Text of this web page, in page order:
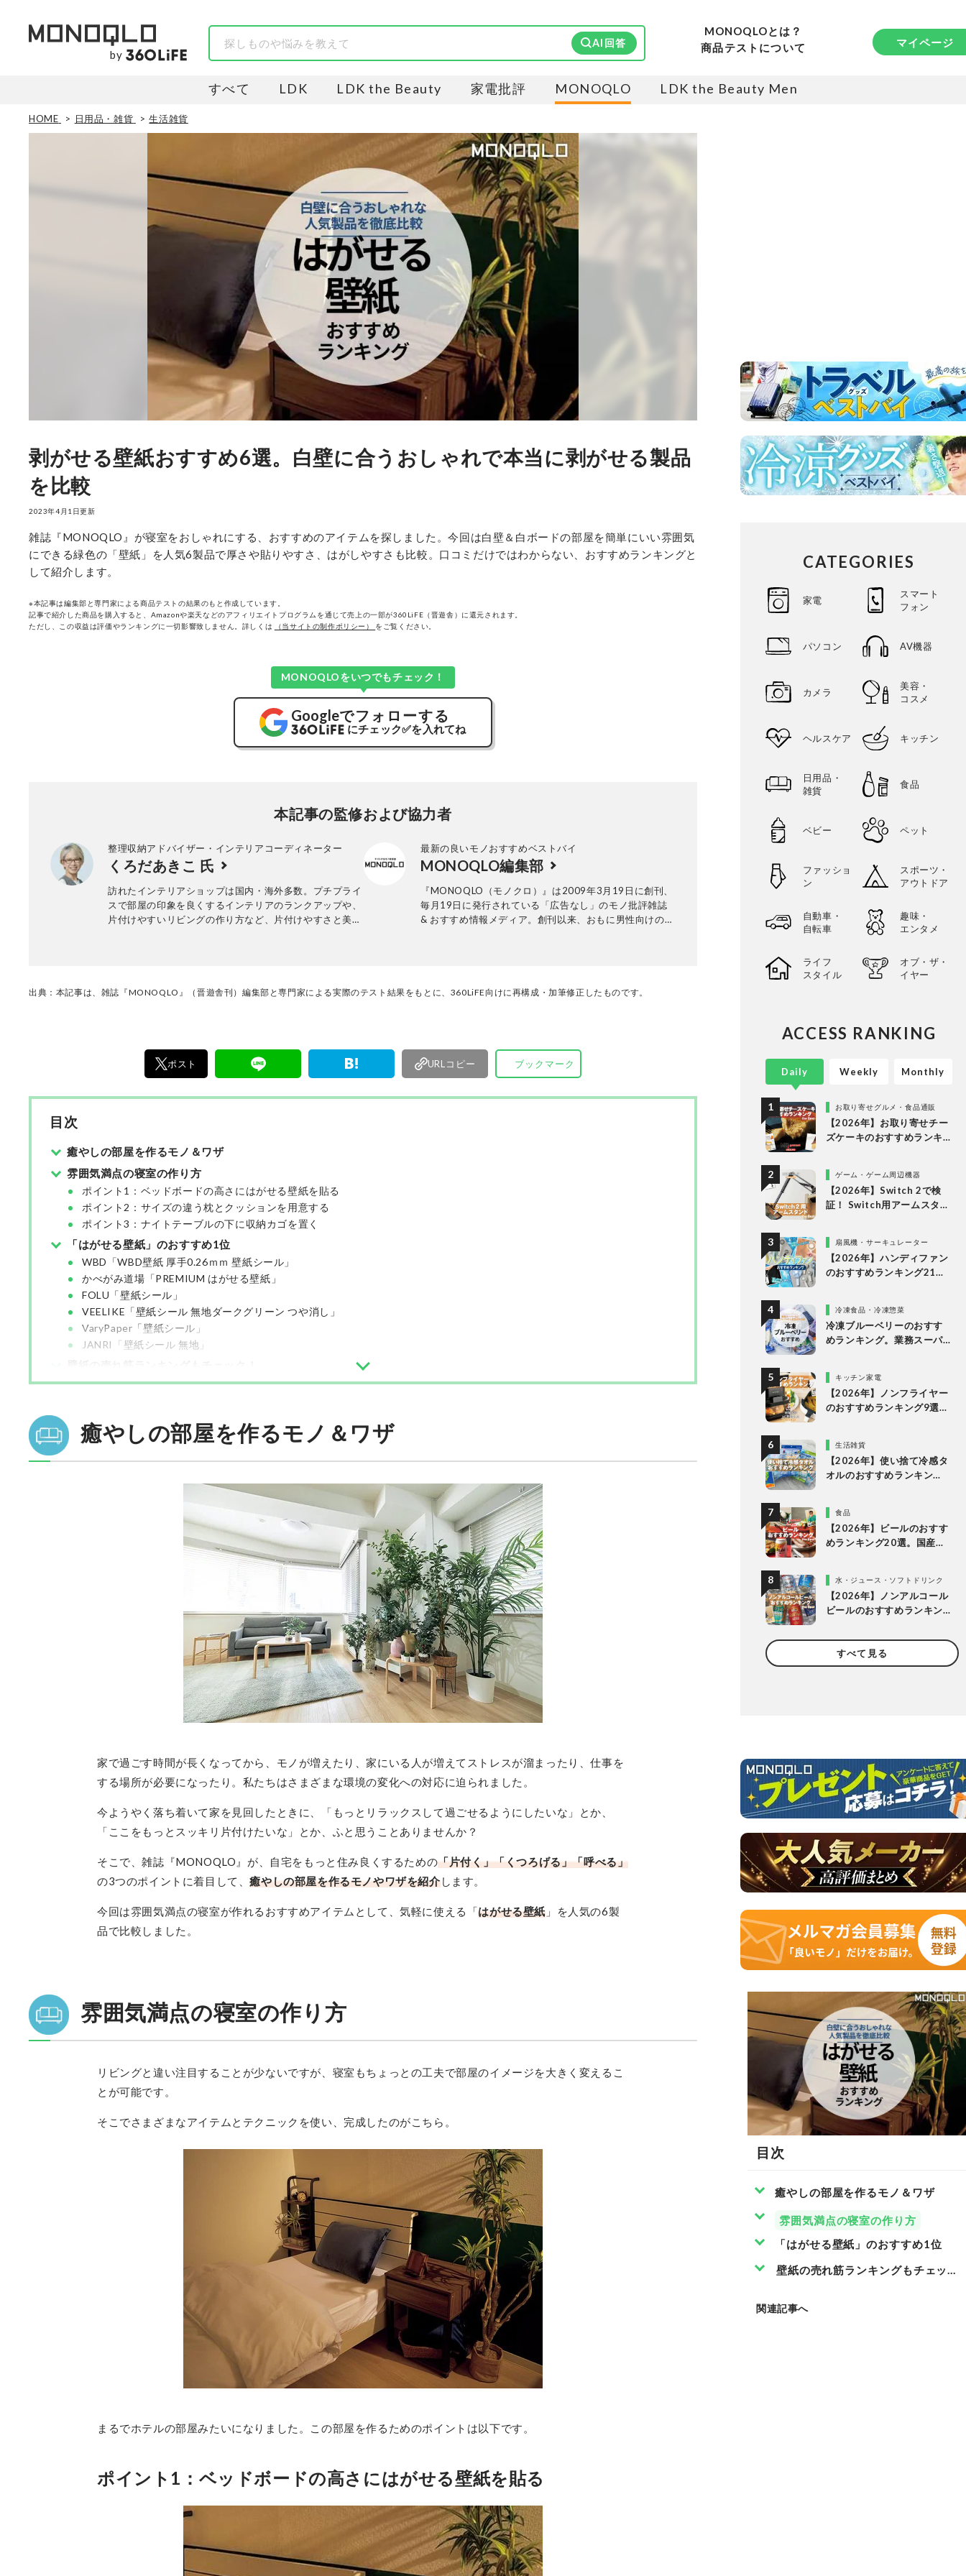
by
AI回答
MONOQLOとは？
商品テストについて
マイページ
すべて LDK LDK the Beauty 家電批評 MONOQLO LDK the Beauty Men
HOME 日用品・雑貨 生活雑貨
剥がせる壁紙おすすめ6選。白壁に合うおしゃれで本当に剥がせる製品
を比較
2023年4月1日更新
雑誌『MONOQLO』が寝室をおしゃれにする、おすすめのアイテムを探しました。今回は白壁＆白ボードの部屋を簡単にいい雰囲気
にできる緑色の「壁紙」を人気6製品で厚さや貼りやすさ、はがしやすさも比較。口コミだけではわからない、おすすめランキングと
して紹介します。
※本記事は編集部と専門家による商品テストの結果のもと作成しています。
記事で紹介した商品を購入すると、Amazonや楽天などのアフィリエイトプログラムを通じて売上の一部が360LiFE（晋遊舎）に還元されます。
ただし、この収益は評価やランキングに一切影響致しません。詳しくは
（当サイトの制作ポリシー） をご覧ください。
MONOQLOをいつでもチェック！
Googleでフォローする
にチェック✅を入れてね
本記事の監修および協力者
整理収納アドバイザー・インテリアコーディネーター
くろだあきこ 氏
訪れたインテリアショップは国内・海外多数。プチプライ
スで部屋の印象を良くするインテリアのランクアップや、
片付けやすいリビングの作り方など、片付けやすさと美し
最新の良いモノおすすめベストバイ
MONOQLO編集部
『MONOQLO（モノクロ）』は2009年3月19日に創刊、
毎月19日に発行されている「広告なし」のモノ批評雑誌
& おすすめ情報メディア。創刊以来、おもに男性向けの生
11名以上の編集体制で日々の検証・記事制作を行ってい
出典：本記事は、雑誌『MONOQLO』（晋遊舎刊）編集部と専門家による実際のテスト結果をもとに、360LiFE向けに再構成・加筆修正したものです。
ポスト URLコピー ブックマーク
目次
癒やしの部屋を作るモノ＆ワザ
雰囲気満点の寝室の作り方
ポイント1：ベッドボードの高さにはがせる壁紙を貼る
ポイント2：サイズの違う枕とクッションを用意する
ポイント3：ナイトテーブルの下に収納カゴを置く
「はがせる壁紙」のおすすめ1位
WBD「WBD壁紙 厚手0.26ｍｍ 壁紙シール」
かべがみ道場「PREMIUM はがせる壁紙」
FOLU「壁紙シール」
VEELIKE「壁紙シール 無地ダークグリーン つや消し」
VaryPaper「壁紙シール」
JANRI「壁紙シール 無地」
癒やしの部屋を作るモノ＆ワザ
家で過ごす時間が長くなってから、モノが増えたり、家にいる人が増えてストレスが溜まったり、仕事を
する場所が必要になったり。私たちはさまざまな環境の変化への対応に迫られました。
今ようやく落ち着いて家を見回したときに、「もっとリラックスして過ごせるようにしたいな」とか、
「ここをもっとスッキリ片付けたいな」とか、ふと思うことありませんか？
そこで、雑誌『MONOQLO』が、自宅をもっと住み良くするための「片付く」「くつろげる」「呼べる」
の3つのポイントに着目して、癒やしの部屋を作るモノやワザを紹介します。
今回は雰囲気満点の寝室が作れるおすすめアイテムとして、気軽に使える「はがせる壁紙 」を人気の6製
品で比較しました。
雰囲気満点の寝室の作り方
リビングと違い注目することが少ないですが、寝室もちょっとの工夫で部屋のイメージを大きく変えるこ
とが可能です。
そこでさまざまなアイテムとテクニックを使い、完成したのがこちら。
まるでホテルの部屋みたいになりました。この部屋を作るためのポイントは以下です。
ポイント1：ベッドボードの高さにはがせる壁紙を貼る
CATEGORIES
家電
スマート
フォン
パソコン AV機器
カメラ
美容・
コスメ
ヘルスケア キッチン
日用品・
雑貨
食品
ベビー ペット
ファッショ
ン
スポーツ・
アウトドア
自動車・
自転車
趣味・
エンタメ
ライフ
スタイル
オブ・ザ・
イヤー
ACCESS RANKING
Daily
お取り寄せグルメ・食品通販
【2026年】お取り寄せチー
ズケーキのおすすめランキ
ゲーム・ゲーム周辺機器
【2026年】Switch 2で検
証！ Switch用アームスタン
扇風機・サーキュレーター
【2026年】ハンディファン
のおすすめランキング21
比較冷凍食品・冷凍惣菜
冷凍ブルーベリーのおすす
めランキング。業務スーパ
キッチン家電
【2026年】ノンフライヤー
のおすすめランキング9選。
生活雑貨
【2026年】使い捨て冷感タ
オルのおすすめランキン
食品
【2026年】ビールのおすす
めランキング20選。国産の
水・ジュース・ソフトドリンク
【2026年】ノンアルコール
ビールのおすすめランキン
を徹底比較
すべて見る
Weekly Monthly
目次
癒やしの部屋を作るモノ＆ワザ
雰囲気満点の寝室の作り方
「はがせる壁紙」のおすすめ1位
壁紙の売れ筋ランキングもチェック
関連記事へ